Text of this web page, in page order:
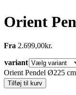
Orient
Fra 2.699,00kr.
variant
Orient Pendel Ø225
Tilføj til kurv